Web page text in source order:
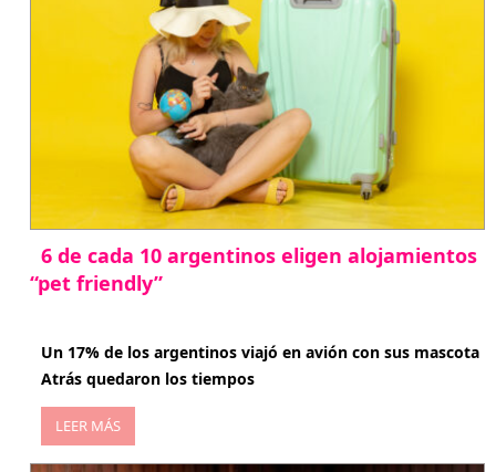
6 de cada 10 argentinos eligen alojamientos
“pet friendly”
Un 17% de los argentinos viajó en avión con sus mascota
Atrás quedaron los tiempos
LEER MÁS